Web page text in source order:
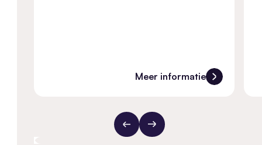
Meer informatie